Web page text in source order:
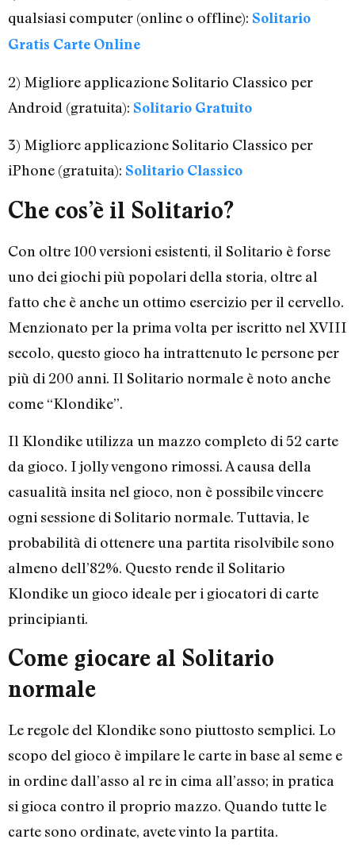
qualsiasi computer (online o offline): Solitario
Gratis Carte Online
2) Migliore applicazione Solitario Classico per
Android (gratuita): Solitario Gratuito
3) Migliore applicazione Solitario Classico per
iPhone (gratuita): Solitario Classico
Che cos’è il Solitario?
Con oltre 100 versioni esistenti, il Solitario è forse
uno dei giochi più popolari della storia, oltre al
fatto che è anche un ottimo esercizio per il cervello.
Menzionato per la prima volta per iscritto nel XVIII
secolo, questo gioco ha intrattenuto le persone per
più di 200 anni. Il Solitario normale è noto anche
come “Klondike”.
Il Klondike utilizza un mazzo completo di 52 carte
da gioco. I jolly vengono rimossi. A causa della
casualità insita nel gioco, non è possibile vincere
ogni sessione di Solitario normale. Tuttavia, le
probabilità di ottenere una partita risolvibile sono
almeno dell’82%. Questo rende il Solitario
Klondike un gioco ideale per i giocatori di carte
principianti.
Come giocare al Solitario
normale
Le regole del Klondike sono piuttosto semplici. Lo
scopo del gioco è impilare le carte in base al seme e
in ordine dall’asso al re in cima all’asso; in pratica
si gioca contro il proprio mazzo. Quando tutte le
carte sono ordinate, avete vinto la partita.